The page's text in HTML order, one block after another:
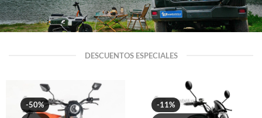
¡PLEGABLE!
DESCUENTOS ESPECIALES
-50% -11%